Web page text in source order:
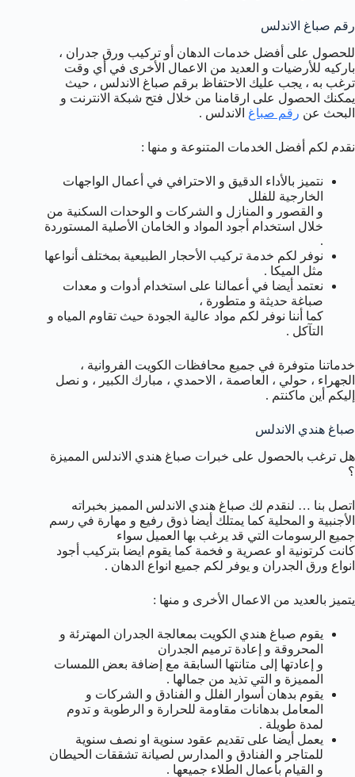
رقم صباغ الاندلس
للحصول على أفضل خدمات الدهان أو تركيب ورق جدران ،
باركيه للأرضيات و العديد من الاعمال الأخرى في أي وقت
ترغب به ، يجب عليك الاحتفاظ برقم صباغ الاندلس ، حيث
يمكنك الحصول على ارقامنا من خلال فتح شبكة الانترنت و
البحث عن رقم صباغ الاندلس .
نقدم لكم أفضل الخدمات المتنوعة و منها :
نتميز بالأداء الدقيق و الاحترافي في أعمال الواجهات
الخارجية للفلل
و القصور و المنازل و الشركات و الوحدات السكنية من
خلال استخدام أجود المواد و الخامان الأصلية المستوردة
.
نوفر لكم خدمة تركيب الأحجار الطبيعية بمختلف أنواعها
مثل الميكا .
نعتمد أيضا في أعمالنا على استخدام أدوات و معدات
صباغة حديثة و متطورة ،
كما أننا نوفر لكم مواد عالية الجودة حيث تقاوم المياه و
التآكل .
خدماتنا متوفرة في جميع محافظات الكويت الفروانية ،
الجهراء ، حولي ، العاصمة ، الاحمدي ، مبارك الكبير ، و نصل
إليكم أين ماكنتم .
صباغ هندي الاندلس
هل ترغب بالحصول على خبرات صباغ هندي الاندلس المميزة
؟
اتصل بنا … لنقدم لك صباغ هندي الاندلس المميز بخبراته
الأجنبية و المحلية كما يمتلك أيضا ذوق رفيع و مهارة في رسم
جميع الرسومات التي قد يرغب بها العميل سواء
كانت كرتونية او عصرية و فخمة كما يقوم ايضا بتركيب أجود
انواع ورق الجدران و يوفر لكم جميع انواع الدهان .
يتميز بالعديد من الاعمال الأخرى و منها :
يقوم صباغ هندي الكويت بمعالجة الجدران المهترئة و
المحروقة و إعادة ترميم الجدران
و إعادتها إلى متانتها السابقة مع إضافة بعض اللمسات
المميزة و التي تذيد من جمالها .
يقوم بدهان أسوار الفلل و الفنادق و الشركات و
المعامل بدهانات مقاومة للحرارة و الرطوبة و تدوم
لمدة طويلة .
يعمل أيضا على تقديم عقود سنوية او نصف سنوية
للمتاجر و الفنادق و المدارس لصيانة تشققات الحيطان
و القيام بأعمال الطلاء جميعها .